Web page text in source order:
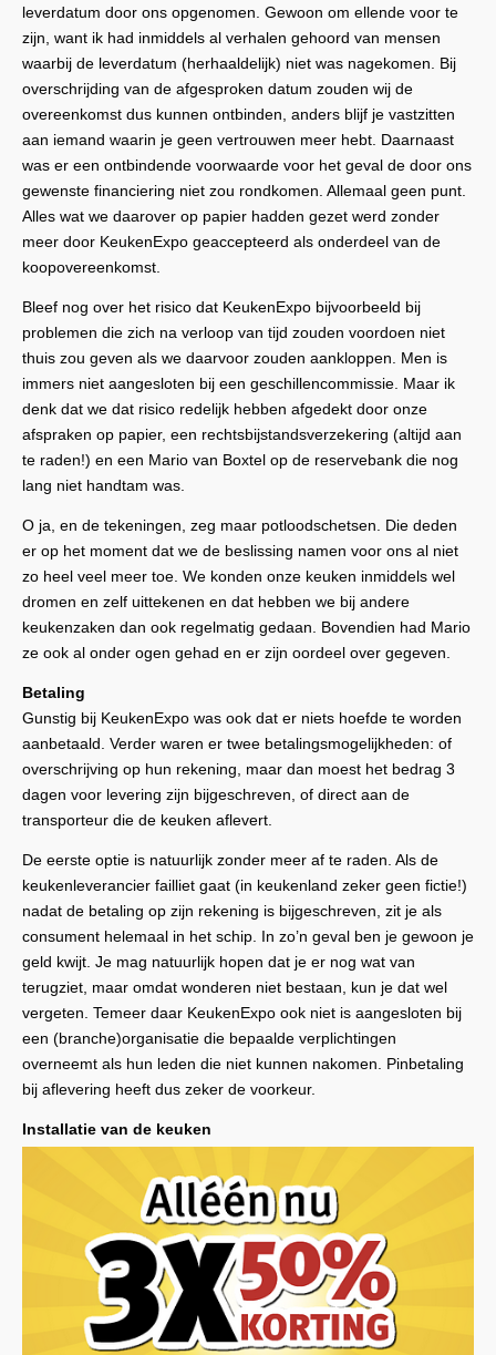
leverdatum door ons opgenomen. Gewoon om ellende voor te
zijn, want ik had inmiddels al verhalen gehoord van mensen
waarbij de leverdatum (herhaaldelijk) niet was nagekomen. Bij
overschrijding van de afgesproken datum zouden wij de
overeenkomst dus kunnen ontbinden, anders blijf je vastzitten
aan iemand waarin je geen vertrouwen meer hebt. Daarnaast
was er een ontbindende voorwaarde voor het geval de door ons
gewenste financiering niet zou rondkomen. Allemaal geen punt.
Alles wat we daarover op papier hadden gezet werd zonder
meer door KeukenExpo geaccepteerd als onderdeel van de
koopovereenkomst.
Bleef nog over het risico dat KeukenExpo bijvoorbeeld bij
problemen die zich na verloop van tijd zouden voordoen niet
thuis zou geven als we daarvoor zouden aankloppen. Men is
immers niet aangesloten bij een geschillencommissie. Maar ik
denk dat we dat risico redelijk hebben afgedekt door onze
afspraken op papier, een rechtsbijstandsverzekering (altijd aan
te raden!) en een Mario van Boxtel op de reservebank die nog
lang niet handtam was.
O ja, en de tekeningen, zeg maar potloodschetsen. Die deden
er op het moment dat we de beslissing namen voor ons al niet
zo heel veel meer toe. We konden onze keuken inmiddels wel
dromen en zelf uittekenen en dat hebben we bij andere
keukenzaken dan ook regelmatig gedaan. Bovendien had Mario
ze ook al onder ogen gehad en er zijn oordeel over gegeven.
Betaling
Gunstig bij KeukenExpo was ook dat er niets hoefde te worden
aanbetaald. Verder waren er twee betalingsmogelijkheden: of
overschrijving op hun rekening, maar dan moest het bedrag 3
dagen voor levering zijn bijgeschreven, of direct aan de
transporteur die de keuken aflevert.
De eerste optie is natuurlijk zonder meer af te raden. Als de
keukenleverancier failliet gaat (in keukenland zeker geen fictie!)
nadat de betaling op zijn rekening is bijgeschreven, zit je als
consument helemaal in het schip. In zo’n geval ben je gewoon je
geld kwijt. Je mag natuurlijk hopen dat je er nog wat van
terugziet, maar omdat wonderen niet bestaan, kun je dat wel
vergeten. Temeer daar KeukenExpo ook niet is aangesloten bij
een (branche)organisatie die bepaalde verplichtingen
overneemt als hun leden die niet kunnen nakomen. Pinbetaling
bij aflevering heeft dus zeker de voorkeur.
Installatie van de keuken